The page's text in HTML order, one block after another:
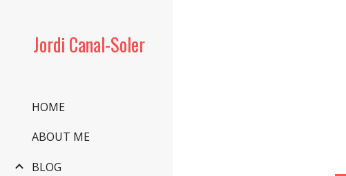
Jordi Canal-Soler
HOME
ABOUT ME
BLOG